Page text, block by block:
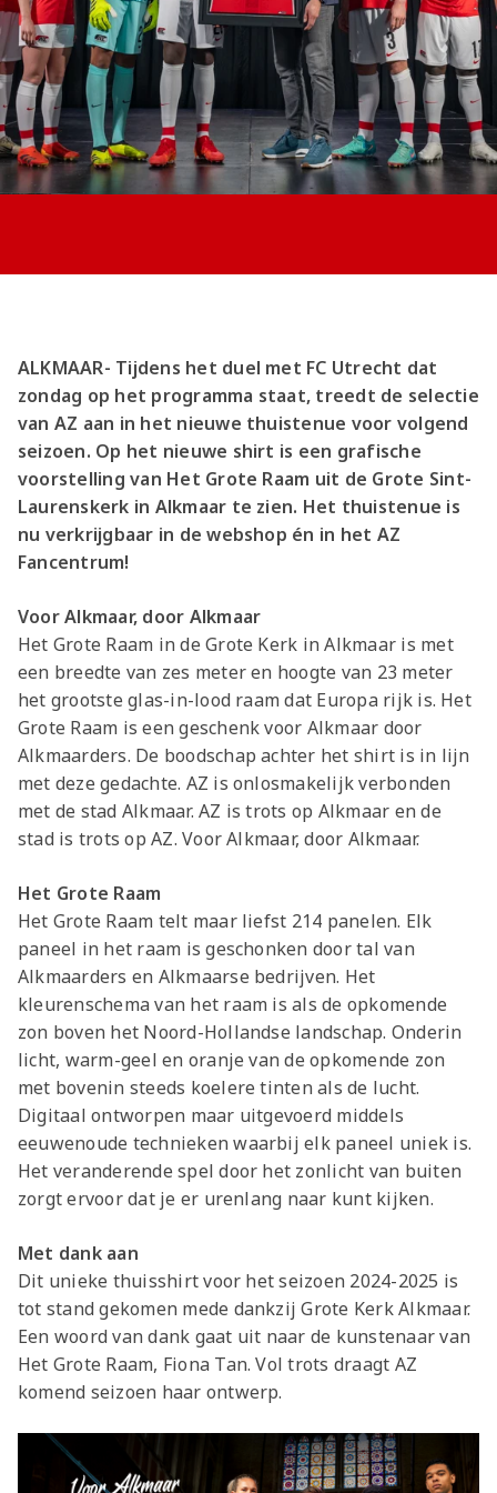
Jong AZ
Seizoenkaart
ALKMAAR- Tijdens het duel met FC Utrecht dat
zondag op het programma staat, treedt de selectie
van AZ aan in het nieuwe thuistenue voor volgend
seizoen. Op het nieuwe shirt is een grafische
voorstelling van Het Grote Raam uit de Grote Sint-
Laurenskerk in Alkmaar te zien. Het thuistenue is
nu verkrijgbaar in de webshop én in het AZ
Fancentrum!
Voor Alkmaar, door Alkmaar
Het Grote Raam in de Grote Kerk in Alkmaar is met
een breedte van zes meter en hoogte van 23 meter
het grootste glas-in-lood raam dat Europa rijk is. Het
Grote Raam is een geschenk voor Alkmaar door
Alkmaarders. De boodschap achter het shirt is in lijn
met deze gedachte. AZ is onlosmakelijk verbonden
met de stad Alkmaar. AZ is trots op Alkmaar en de
stad is trots op AZ. Voor Alkmaar, door Alkmaar.
Het Grote Raam
Het Grote Raam telt maar liefst 214 panelen. Elk
paneel in het raam is geschonken door tal van
Alkmaarders en Alkmaarse bedrijven. Het
kleurenschema van het raam is als de opkomende
zon boven het Noord-Hollandse landschap. Onderin
licht, warm-geel en oranje van de opkomende zon
met bovenin steeds koelere tinten als de lucht.
Digitaal ontworpen maar uitgevoerd middels
eeuwenoude technieken waarbij elk paneel uniek is.
Het veranderende spel door het zonlicht van buiten
zorgt ervoor dat je er urenlang naar kunt kijken.
Met dank aan
Dit unieke thuisshirt voor het seizoen 2024-2025 is
tot stand gekomen mede dankzij Grote Kerk Alkmaar.
Een woord van dank gaat uit naar de kunstenaar van
Het Grote Raam, Fiona Tan. Vol trots draagt AZ
komend seizoen haar ontwerp.